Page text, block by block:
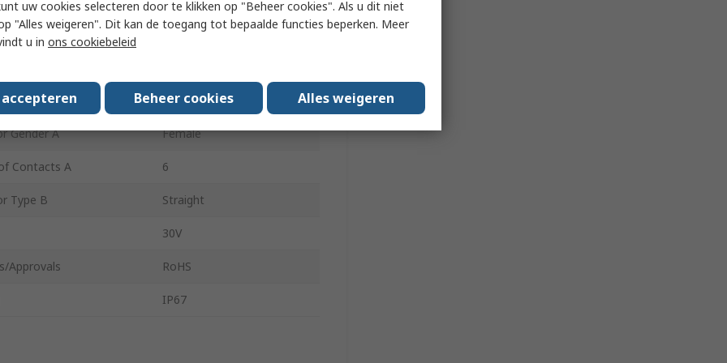
Black
Type A M8, Straight
Gender A Female
Contacts A 6
Type B Straight
30V
Approvals RoHS
IP67
uw cookies selecteren door te klikken op "Beheer cookies". Als u dit niet
"Alles weigeren". Dit kan de toegang tot bepaalde functies beperken. Meer
u in ons cookiebeleid
Beheer cookies Alles weigeren